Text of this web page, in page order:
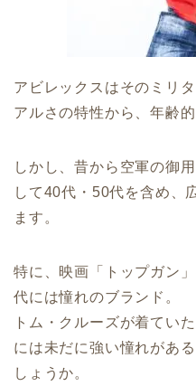
アビレックスはそのミリ
アルさの特性から、年齢
しかし、昔から空軍の御
して40代・50代を含め、
ます。
特に、映画「トップガン
代には憧れのブランド。
トム・クルーズが着てい
には未だに強い憧れがあ
しょうか。